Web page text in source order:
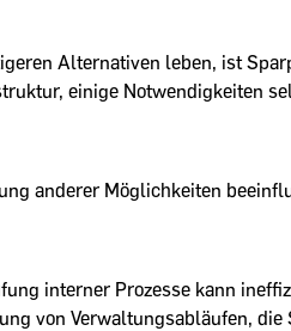
Alternativen leben, ist
einige Notwendigkeiten
anderer Möglichkeiten
interner Prozesse kann
von Verwaltungsabläufen, die